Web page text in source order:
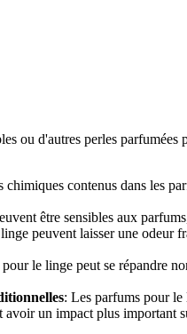
ou d'autres perles
chimiques contenus dans les
être sensibles aux
peuvent laisser une odeur
le linge peut se répandre
: Les parfums pour le
avoir un impact plus important